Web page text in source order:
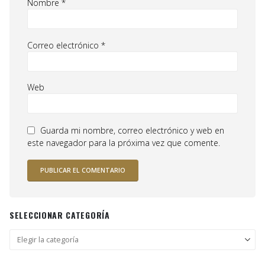
Nombre *
Correo electrónico *
Web
Guarda mi nombre, correo electrónico y web en
este navegador para la próxima vez que comente.
SELECCIONAR CATEGORÍA
Seleccionar
categoría